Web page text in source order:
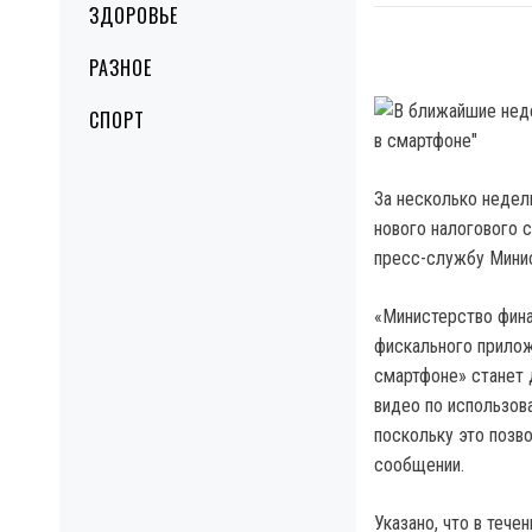
ЗДОРОВЬЕ
РАЗНОЕ
СПОРТ
За несколько
нового
пресс-службу
«Министерство
фискального
смартфоне» станет
видео по
поскольку это
сообщении.
Указано, что в